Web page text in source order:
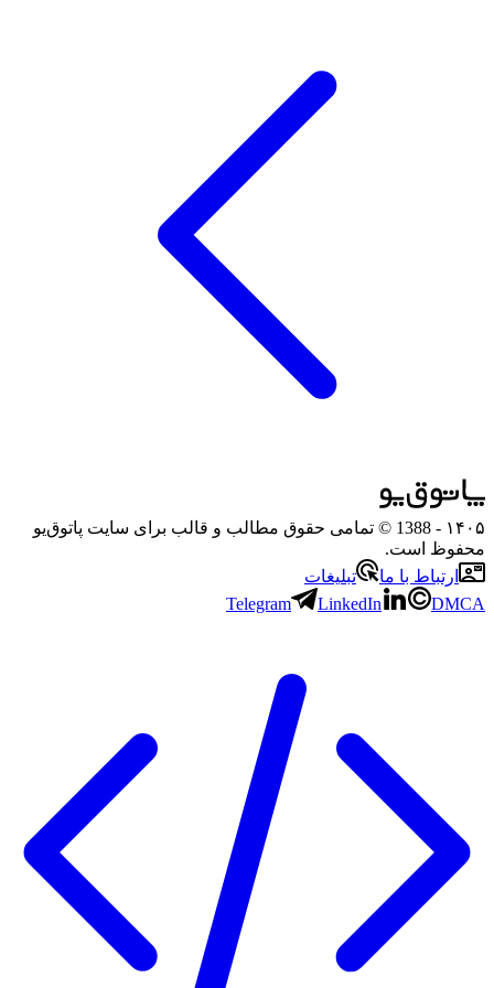
۱۴۰۵
- 1388 © تمامی حقوق مطالب و قالب برای سایت پاتوق‌یو
محفوظ است.
ارتباط با ما
تبلیغات
Telegram
LinkedIn DMCA